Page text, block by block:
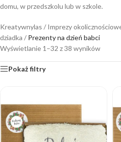
domu, w przedszkolu lub w szkole.
Kreatywnylas / Imprezy
dziadka / Prezenty na dzień babci
Wyświetlanie 1–32 z 38 wyników
Pokaż filtry